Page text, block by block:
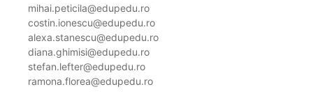
mihai.peticila@edupedu.ro
costin.ionescu@edupedu.ro
alexa.stanescu@edupedu.ro
diana.ghimisi@edupedu.ro
stefan.lefter@edupedu.ro
ramona.florea@edupedu.ro